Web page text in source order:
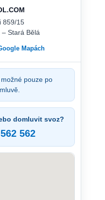
859/15
Stará Bělá
Mapách
možné pouze po
domluvit svoz?
562